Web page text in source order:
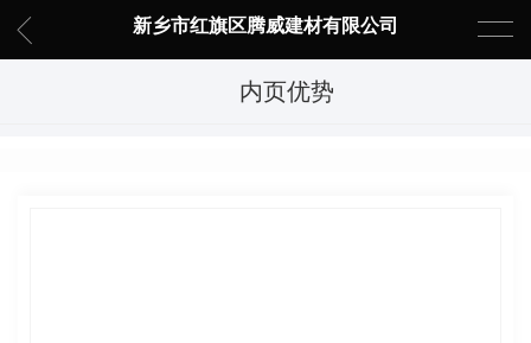
新乡市红旗区腾威建材有限公司
内页优势